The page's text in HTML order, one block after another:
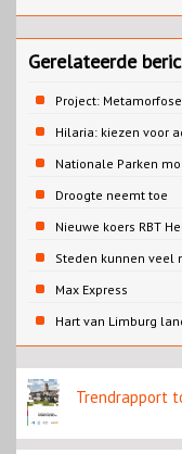
Gerelateerde
Project:
Biesbosch
Hilaria: kiezen voor
Nationale Parken
en beleidsurgentie
Droogte neemt toe
Nieuwe koers RBT
zichtbaar in eerste
Steden kunnen veel
Max Express
Hart van Limburg
Roerdalen.
Trendrapport